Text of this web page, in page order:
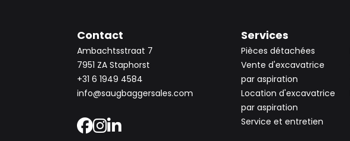
Contact
Ambachtsstraat 7
7951 ZA Staphorst
+31 6 1949 4584
info@saugbaggersales.com
Services
Pièces détachées
Vente d'excavatrice
par aspiration
Location d'excavatrice
par aspiration
Service et entretien